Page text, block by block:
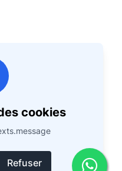
cookies
Refuserpar Vcard.